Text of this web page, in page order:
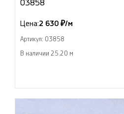
03858
Цена:2 630 ₽/м
Артикул: 03858
В наличии 25.20 м